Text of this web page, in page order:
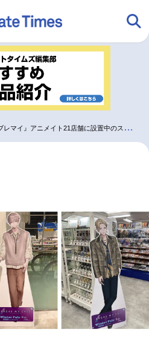
アニメ
トレンド 無料マンガ
声優記事一覧
実写化映画一覧
マイ』アニメイト21店舗に設置中のスタンディパネルをすべて紹介【フォトレポート】